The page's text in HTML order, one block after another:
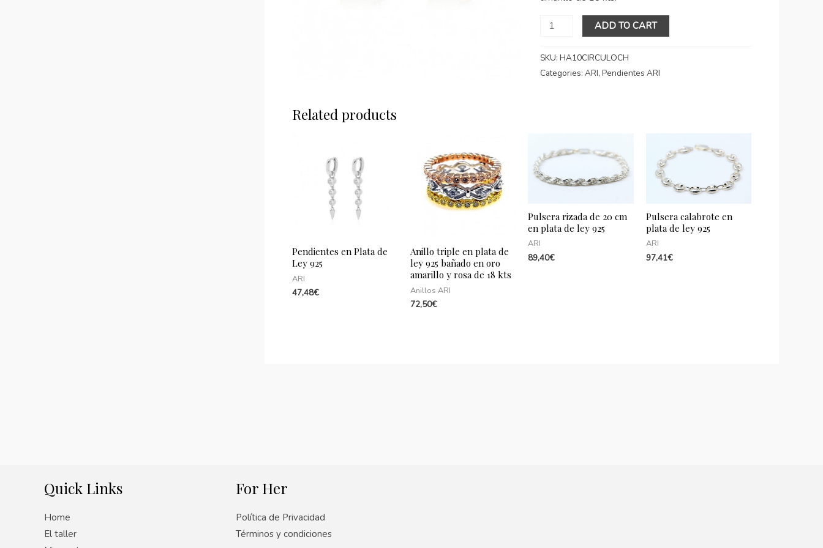
Pendientes
plata
de
oro
amarillo
quantity
ADD TO CART
SKU: HA10CIRCULOCH
Categories: ARI, Pendientes ARI
Related products
Pendientes en Plata de
Ley 925
ARI
47,48€
Anillo triple en plata de
ley 925 bañado en oro
amarillo y rosa de 18 kts
Anillos ARI
72,50€
Pulsera rizada de 20 cm
en plata de ley 925
ARI
89,40€
Pulsera calabrote en
plata de ley 925
ARI
97,41€
Quick Links
Home
El taller
For Her
Política de Privacidad
Términos y condiciones